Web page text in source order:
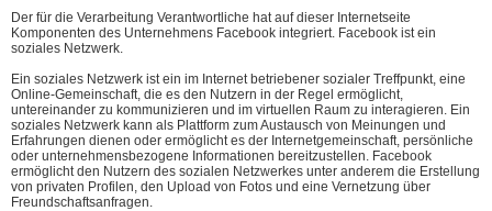
Der für die Verarbeitung Verantwortliche hat auf dieser Internetseite
Komponenten des Unternehmens Facebook integriert. Facebook ist ein
soziales Netzwerk.
Ein soziales Netzwerk ist ein im Internet betriebener sozialer Treffpunkt, eine
Online-Gemeinschaft, die es den Nutzern in der Regel ermöglicht,
untereinander zu kommunizieren und im virtuellen Raum zu interagieren. Ein
soziales Netzwerk kann als Plattform zum Austausch von Meinungen und
Erfahrungen dienen oder ermöglicht es der Internetgemeinschaft, persönliche
oder unternehmensbezogene Informationen bereitzustellen. Facebook
ermöglicht den Nutzern des sozialen Netzwerkes unter anderem die Erstellung
von privaten Profilen, den Upload von Fotos und eine Vernetzung über
Freundschaftsanfragen.